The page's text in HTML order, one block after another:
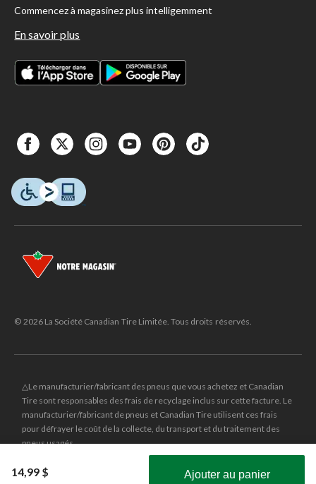
14,99 $ Ajouter au panier
Commencez à magasinez plus intelligemment
En savoir plus
© 2026 La Société Canadian Tire Limitée. Tous droits réservés.
△Le manufacturier/fabricant des pneus que vous achetez et Canadian
Tire sont responsables des frais de recyclage inclus sur cette facture. Le
manufacturier/fabricant de pneus et Canadian Tire utilisent ces frais
pour défrayer le coût de la collecte, du transport et du traitement des
pneus usagés.
et le logo du triangle CANADIAN TIRE sont des
marques de commerce déposées de la Société Canadian Tire Limitée.